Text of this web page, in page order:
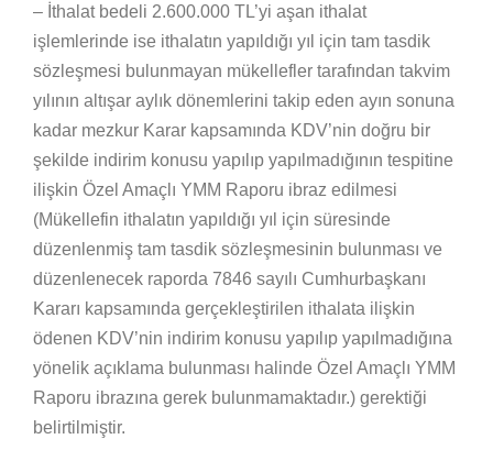
– İthalat bedeli 2.600.000 TL’yi aşan ithalat
işlemlerinde ise ithalatın yapıldığı yıl için tam tasdik
sözleşmesi bulunmayan mükellefler tarafından takvim
yılının altışar aylık dönemlerini takip eden ayın sonuna
kadar mezkur Karar kapsamında KDV’nin doğru bir
şekilde indirim konusu yapılıp yapılmadığının tespitine
ilişkin Özel Amaçlı YMM Raporu ibraz edilmesi
(Mükellefin ithalatın yapıldığı yıl için süresinde
düzenlenmiş tam tasdik sözleşmesinin bulunması ve
düzenlenecek raporda 7846 sayılı Cumhurbaşkanı
Kararı kapsamında gerçekleştirilen ithalata ilişkin
ödenen KDV’nin indirim konusu yapılıp yapılmadığına
yönelik açıklama bulunması halinde Özel Amaçlı YMM
Raporu ibrazına gerek bulunmamaktadır.) gerektiği
belirtilmiştir.